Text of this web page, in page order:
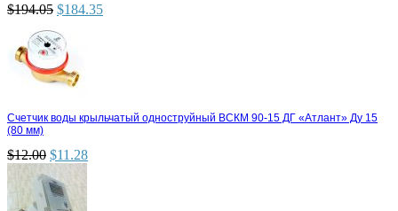
$194.05 $184.35
Счетчик воды крыльчатый одноструйный ВСКМ 90-15 ДГ «Атлант» Ду 15
(80 мм)
$12.00 $11.28